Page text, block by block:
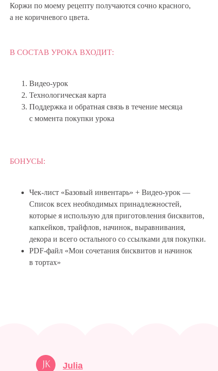
Коржи по моему рецепту получаются сочно красного,
а не коричневого цвета.
В СОСТАВ УРОКА ВХОДИТ:
Видео-урок
Технологическая карта
Поддержка и обратная связь в течение месяца
с момента покупки урока
БОНУСЫ:
Чек-лист «Базовый инвентарь» + Видео-урок —
Список всех необходимых принадлежностей,
которые я использую для приготовления бисквитов,
капкейков, трайфлов, начинок, выравнивания,
декора и всего остального со ссылками для покупки.
PDF-файл «Мои сочетания бисквитов и начинок
в тортах»
Julia